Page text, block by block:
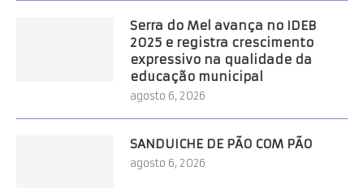
Serra do Mel avança no IDEB
2025 e registra crescimento
expressivo na qualidade da
educação municipal
agosto 6, 2026
SANDUICHE DE PÃO COM PÃO
agosto 6, 2026